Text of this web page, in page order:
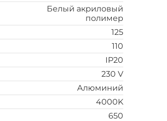
Белый акриловый
полимер
125
110
IP20
230 V
Алюминий
4000K
650